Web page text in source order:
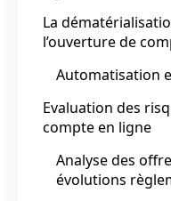
La
l’ouverture de
Automatisation
Evaluation des
compte en ligne
Analyse des
évolutions